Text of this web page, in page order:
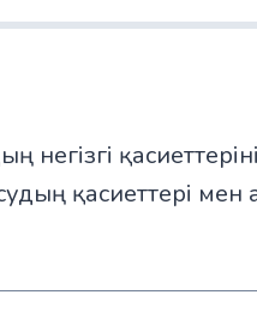
қасиеттері